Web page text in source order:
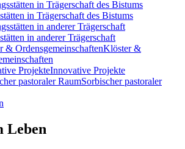
in Trägerschaft des Bistums
in anderer Trägerschaft
Klöster &
Innovative Projekte
Sorbischer pastoraler
Leben